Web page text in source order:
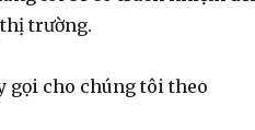
trường.
gọi cho chúng tôi theo